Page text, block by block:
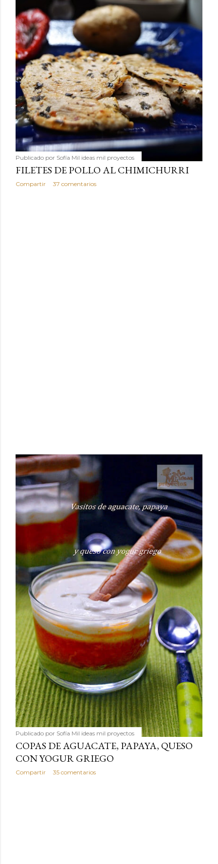
Publicado por Sofía Mil ideas mil proyectos
FILETES DE POLLO AL CHIMICHURRI
Compartir 37 comentarios
Publicado por Sofía Mil ideas mil proyectos
COPAS DE AGUACATE, PAPAYA, QUESO
CON YOGUR GRIEGO
Compartir 35 comentarios